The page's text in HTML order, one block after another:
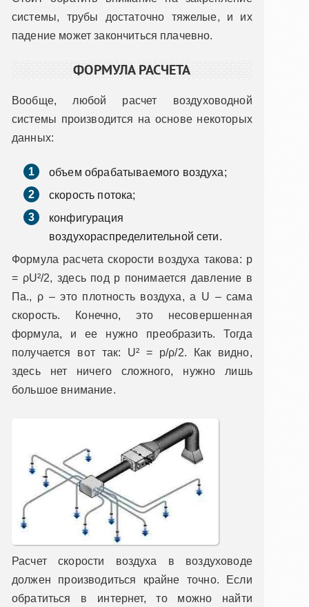
системы, трубы достаточно тяжелые, и их
падение может закончиться плачевно.
ФОРМУЛА РАСЧЕТА
Вообще, любой расчет воздуховодной
системы производится на основе некоторых
данных:
объем обрабатываемого воздуха;
скорость потока;
конфигурация
воздухораспределительной сети.
Формула расчета скорости воздуха такова: p
= ρU²/2, здесь под p понимается давление в
Па., ρ – это плотность воздуха, а U – сама
скорость. Конечно, это несовершенная
формула, и ее нужно преобразить. Тогда
получается вот так: U² = p/ρ/2. Как видно,
здесь нет ничего сложного, нужно лишь
большое внимание.
Расчет скорости воздуха в воздуховоде
должен производиться крайне точно. Если
обратиться в интернет, то можно найти